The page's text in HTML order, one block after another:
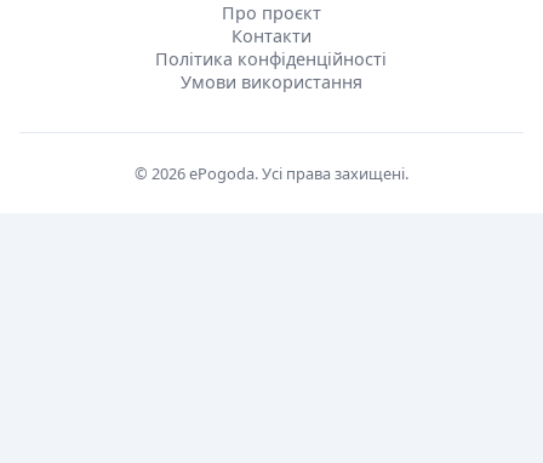
Про проєкт
Контакти
Політика конфіденційності
Умови використання
© 2026 ePogoda. Усі права захищені.